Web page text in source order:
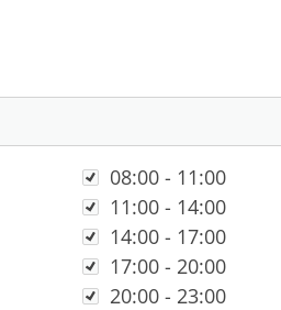
Uhrzeit
08:00 - 11:00
11:00 - 14:00
14:00 - 17:00
17:00 - 20:00
20:00 - 23:00